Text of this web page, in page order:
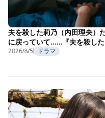
夫を殺した莉乃（内田理央）
に戻っていて……『夫を殺し
2026/8/5 ドラマ